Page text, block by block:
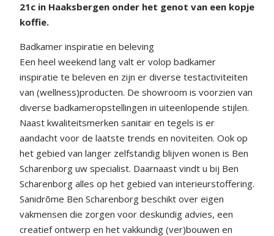
21c in Haaksbergen onder het genot van een kopje
koffie.
Badkamer inspiratie en beleving
Een heel weekend lang valt er volop badkamer
inspiratie te beleven en zijn er diverse testactiviteiten
van (wellness)producten. De showroom is voorzien van
diverse badkameropstellingen in uiteenlopende stijlen.
Naast kwaliteitsmerken sanitair en tegels is er
aandacht voor de laatste trends en noviteiten. Ook op
het gebied van langer zelfstandig blijven wonen is Ben
Scharenborg uw specialist. Daarnaast vindt u bij Ben
Scharenborg alles op het gebied van interieurstoffering.
Sanidrõme Ben Scharenborg beschikt over eigen
vakmensen die zorgen voor deskundig advies, een
creatief ontwerp en het vakkundig (ver)bouwen en